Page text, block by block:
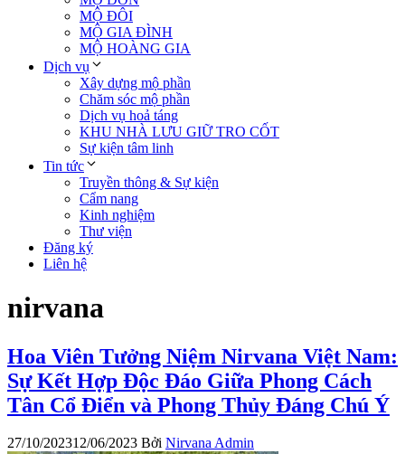
MỘ ĐÔI
MỘ GIA ĐÌNH
MỘ HOÀNG GIA
Dịch vụ
Xây dựng mộ phần
Chăm sóc mộ phần
Dịch vụ hoả táng
KHU NHÀ LƯU GIỮ TRO CỐT
Sự kiện tâm linh
Tin tức
Truyền thông & Sự kiện
Cẩm nang
Kinh nghiệm
Thư viện
Đăng ký
Liên hệ
nirvana
Hoa Viên Tưởng Niệm Nirvana Việt Nam:
Sự Kết Hợp Độc Đáo Giữa Phong Cách
Tân Cổ Điển và Phong Thủy Đáng Chú Ý
27/10/202312/06/2023 Bởi Nirvana Admin